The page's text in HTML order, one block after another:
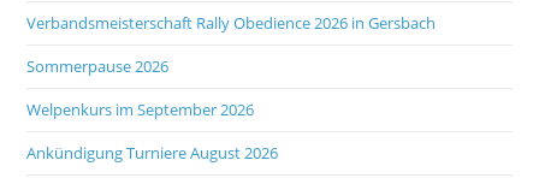
Verbandsmeisterschaft Rally Obedience 2026 in Gersbach
Sommerpause 2026
Welpenkurs im September 2026
Ankündigung Turniere August 2026